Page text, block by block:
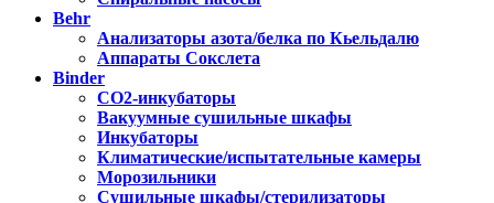
Behr
Анализаторы азота/белка по Кьельдалю
Аппараты Сокслета
Binder
CO2-инкубаторы
Вакуумные сушильные шкафы
Инкубаторы
Климатические/испытательные камеры
Морозильники
Сушильные шкафы/стерилизаторы